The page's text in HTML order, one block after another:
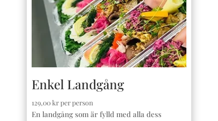
Enkel Landgång
129,00krper person
En landgång som är fylld med alla dess